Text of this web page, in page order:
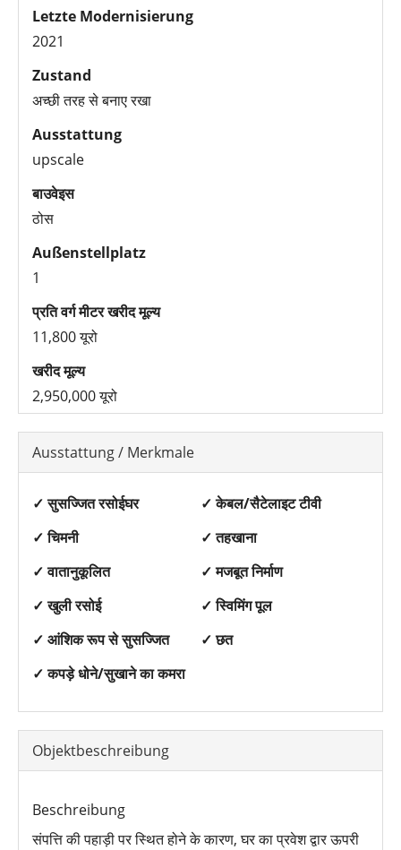
Letzte Modernisierung
2021
Zustand
अच्छी तरह से बनाए रखा
Ausstattung
upscale
बाउवेइस
ठोस
Außenstellplatz
1
प्रति वर्ग मीटर खरीद मूल्य
11,800 यूरो
खरीद मूल्य
2,950,000 यूरो
Ausstattung / Merkmale
✓ सुसज्जित रसोईघर
✓ केबल/सैटेलाइट टीवी
✓ चिमनी
✓ तहखाना
✓ वातानुकूलित
✓ मजबूत निर्माण
✓ खुली रसोई
✓ स्विमिंग पूल
✓ आंशिक रूप से सुसज्जित
✓ छत
✓ कपड़े धोने/सुखाने का कमरा
Objektbeschreibung
Beschreibung
संपत्ति की पहाड़ी पर स्थित होने के कारण, घर का प्रवेश द्वार ऊपरी